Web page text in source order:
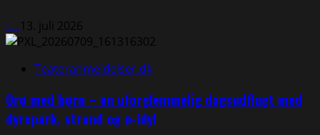
:... 13. juli 2026
Teateranmeldelser.dk
Orø med børn – en uforglemmelig dagsudflugt med
dyrepark, strand og ø-idyl